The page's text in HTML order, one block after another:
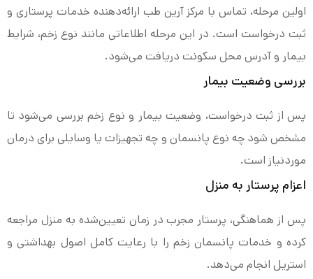
اولین مرحله، تماس با مرکز آرین طب ارائه‌دهنده خدمات پرستاری و
ثبت درخواست است. در این مرحله اطلاعاتی مانند نوع زخم، شرایط
بیمار و آدرس محل سکونت دریافت می‌شود.
بررسی وضعیت بیمار
پس از ثبت درخواست، وضعیت بیمار و نوع زخم بررسی می‌شود تا
مشخص شود چه نوع پانسمان و چه تجهیزات یا وسایلی برای درمان
موردنیاز است.
اعزام پرستار به منزل
پس از هماهنگی، پرستار مجرب در زمان تعیین‌شده به منزل مراجعه
کرده و خدمات پانسمان زخم را با رعایت کامل اصول بهداشتی و
استریل انجام می‌دهد.